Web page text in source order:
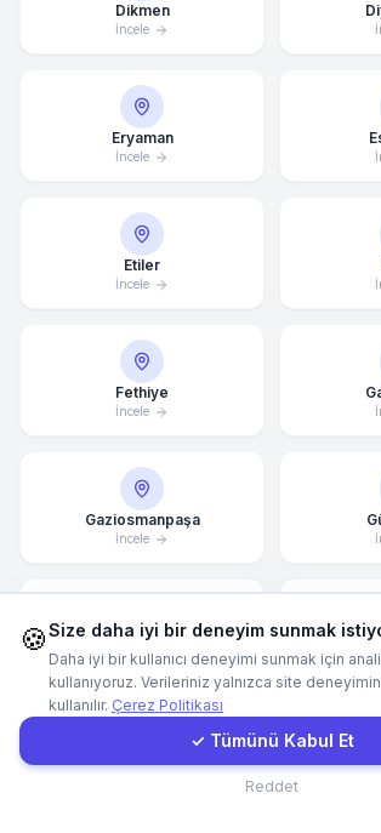
Dikmen
İncele
Eryaman
İncele
Etiler
İncele
Fethiye
İncele
Gaziosmanpaşa
İncele
İncele
İncek
Ortalama Yanıt
İletişim Formu
🍪Size daha iyi bir deneyim sunmak
Daha iyi bir kullanıcı deneyimi sunmak için
kullanıyoruz. Verileriniz yalnızca site
kullanılır. Çerez Politikası
✓ Tümünü Kabul Et
Reddet